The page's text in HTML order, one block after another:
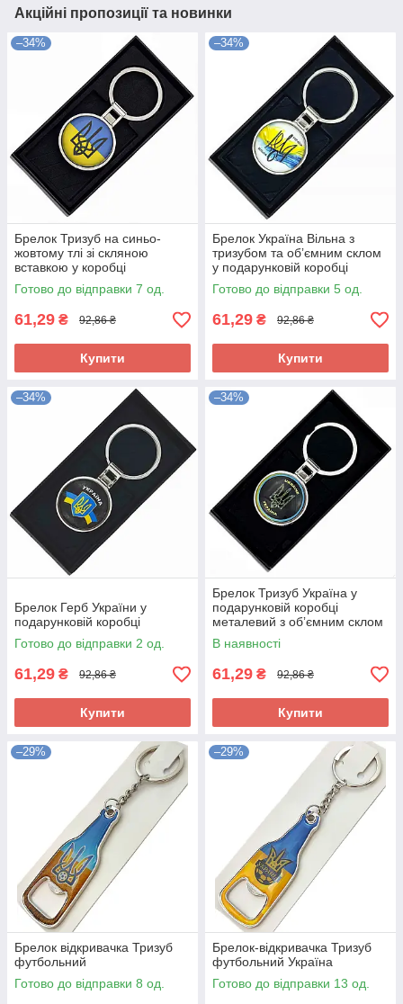
Акційні пропозиції та новинки
–34%
Брелок Тризуб на синьо-
жовтому тлі зі скляною
вставкою у коробці
Готово до відправки 7 од.
61,29 ₴ 92,86 ₴
Купити
–34%
Брелок Україна Вільна з
тризубом та обʼємним склом
у подарунковій коробці
Готово до відправки 5 од.
61,29 ₴ 92,86 ₴
Купити
–34%
Брелок Герб України у
подарунковій коробці
Готово до відправки 2 од.
61,29 ₴ 92,86 ₴
Купити
–34%
Брелок Тризуб Україна у
подарунковій коробці
металевий з обʼємним склом
В наявності
61,29 ₴ 92,86 ₴
Купити
–29%
Брелок відкривачка Тризуб
футбольний
Готово до відправки 8 од.
–29%
Брелок-відкривачка Тризуб
футбольний Україна
Готово до відправки 13 од.